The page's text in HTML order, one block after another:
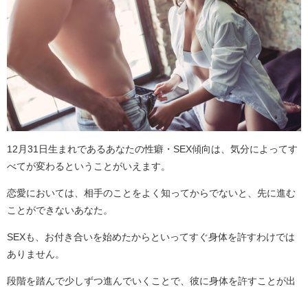
12月31日生まれであるあなたの性癖・SEX傾向は、気分によってす
べてが変わるということがいえます。
恋愛においては、相手のことをよく知ってからでないと、先に進む
ことができないあなた。
SEXも、お付き合いを始めたからといってすぐ身体を許すわけでは
ありません。
段階を踏んで少しずつ進んでいくことで、彼に身体を許すことが出